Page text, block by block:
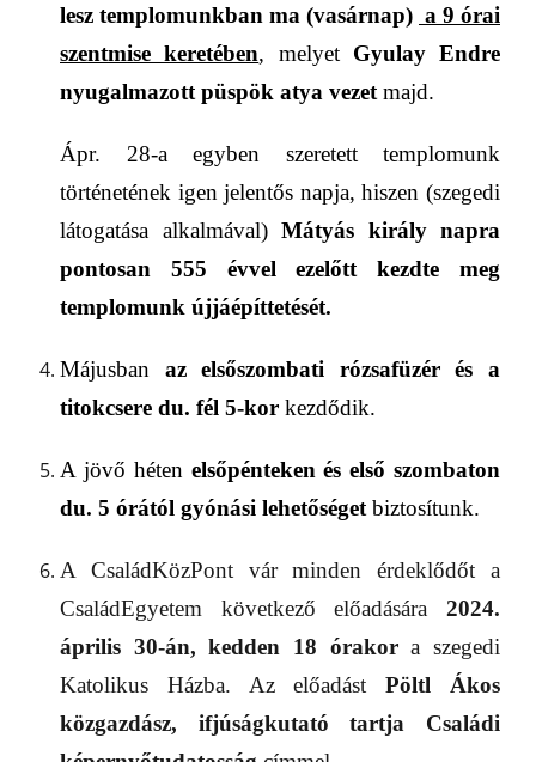
lesz templomunkban ma (vasárnap) a 9 órai
szentmise keretében, melyet Gyulay Endre
nyugalmazott püspök atya vezet majd.
Ápr. 28-a egyben szeretett templomunk
történetének igen jelentős napja, hiszen(szegedi
látogatása alkalmával) Mátyás király napra
pontosan 555 évvel ezelőtt kezdtemeg
templomunk újjáépíttetését.
Májusban azelsőszombati rózsafüzérés a
titokcsere du. fél 5-kor kezdődik.
A jövő héten elsőpéntekenés első szombaton
du. 5 órától gyónási lehetőséget biztosítunk.
A CsaládKözPont vár minden érdeklődőt a
CsaládEgyetem következő előadására 2024.
április 30-án, kedden 18 órakora szegedi
Katolikus Házba. Az előadástPöltl Ákos
közgazdász, ifjúságkutató tartja Családi